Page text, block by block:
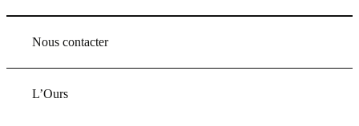
Nous contacter
L’Ours